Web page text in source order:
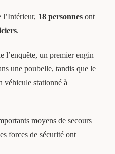
l’Intérieur, 18 personnesont
.
l’enquête, un premier engin
une poubelle, tandis que le
véhicule stationné à
moyens de secours
forces de sécurité ont